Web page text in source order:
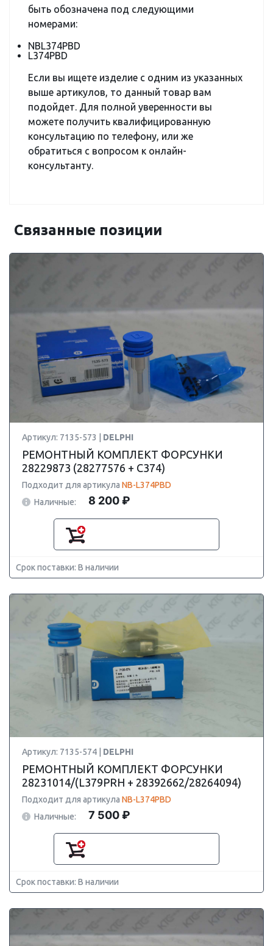
быть обозначена под следующими
номерами:
NBL374PBD
L374PBD
Если вы ищете изделие с одним из указанных
выше артикулов, то данный товар вам
подойдет. Для полной уверенности вы
можете получить квалифицированную
консультацию по телефону, или же
обратиться с вопросом к онлайн-
консультанту.
Связанные позиции
Артикул: 7135-573 | DELPHI
РЕМОНТНЫЙ КОМПЛЕКТ ФОРСУНКИ
28229873 (28277576 + C374)
Подходит для артикула NB-L374PBD
Наличные:
8 200 ₽
Срок поставки: В наличии
Артикул: 7135-574 | DELPHI
РЕМОНТНЫЙ КОМПЛЕКТ ФОРСУНКИ
28231014/(L379PRH + 28392662/28264094)
Подходит для артикула NB-L374PBD
Наличные:
7 500 ₽
Срок поставки: В наличии